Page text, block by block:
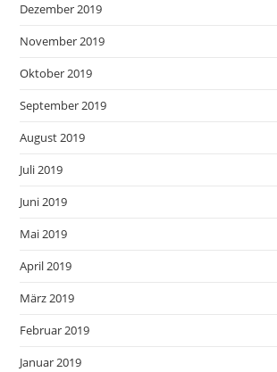
Dezember 2019
November 2019
Oktober 2019
September 2019
August 2019
Juli 2019
Juni 2019
Mai 2019
April 2019
März 2019
Februar 2019
Januar 2019